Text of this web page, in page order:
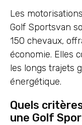
Les
Golf Sportsvan
150 chevaux,
économie. Elles
les longs trajets
énergétique.
Quels
une Golf